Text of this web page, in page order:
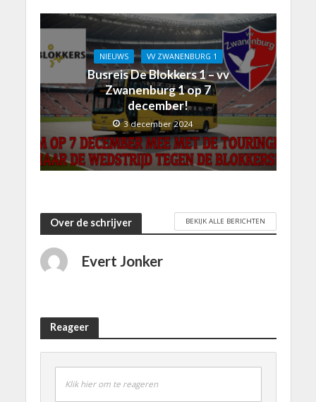
NIEUWS VV ZWANENBURG 1
Busreis De Blokkers 1 – vv
Zwanenburg 1 op 7
december!
3 december 2024
Over de schrijver BEKIJK ALLE BERICHTEN
Evert Jonker
Reageer
Klik hier om te reageren